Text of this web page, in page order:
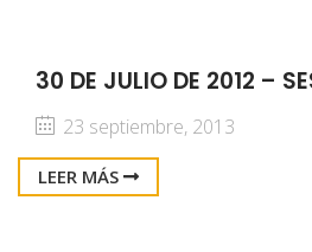
30 DE JULIO DE 2012 –
23 septiembre, 2013
LEER MÁS